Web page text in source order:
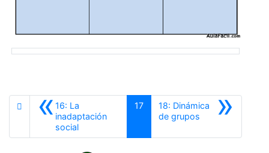
«16: La
inadaptación
socialAnterior
17 »
18: Dinámica
de gruposSiguiente